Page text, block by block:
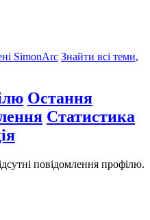
SimonArc Знайти всі теми,
Остання
Статистика
повідомлення профілю.